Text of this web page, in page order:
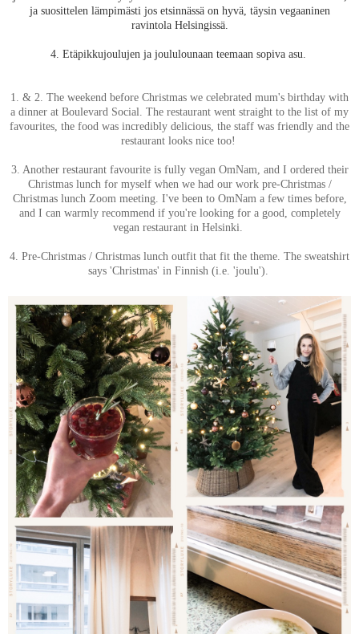
ja suosittelen lämpimästi jos etsinnässä on hyvä, täysin vegaaninen
ravintola Helsingissä.
4. Etäpikkujoulujen ja joululounaan teemaan sopiva asu.
1. & 2. The weekend before Christmas we celebrated mum's birthday with
a dinner at Boulevard Social. The restaurant went straight to the list of my
favourites, the food was incredibly delicious, the staff was friendly and the
restaurant looks nice too!
3. Another restaurant favourite is fully vegan OmNam, and I ordered their
Christmas lunch for myself when we had our work pre-Christmas /
Christmas lunch Zoom meeting. I've been to OmNam a few times before,
and I can warmly recommend if you're looking for a good, completely
vegan restaurant in Helsinki.
4. Pre-Christmas / Christmas lunch outfit that fit the theme. The sweatshirt
says 'Christmas' in Finnish (i.e. 'joulu').